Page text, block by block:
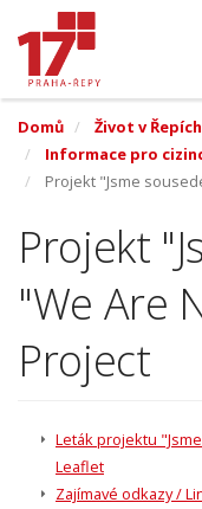
hlavnímu
obsahu
Domů
Život v Řepích
Informace pro
Projekt "Jsme
Projekt
"We Are
Project
Leták projektu
Leaflet
Zajímavé odkazy /